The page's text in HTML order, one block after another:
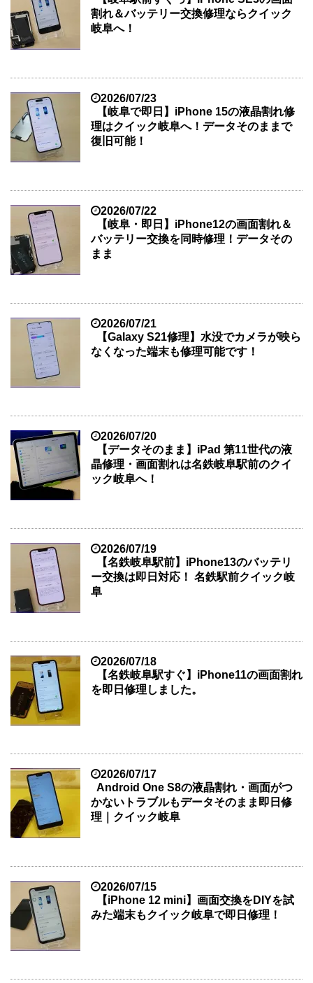
割れ＆バッテリー交換修理ならクイック
岐阜へ！
2026/07/23
【岐阜で即日】iPhone 15の液晶割れ修
理はクイック岐阜へ！データそのままで
復旧可能！
2026/07/22
【岐阜・即日】iPhone12の画面割れ＆
バッテリー交換を同時修理！データその
まま
2026/07/21
【Galaxy S21修理】水没でカメラが映ら
なくなった端末も修理可能です！
2026/07/20
【データそのまま】iPad 第11世代の液
晶修理・画面割れは名鉄岐阜駅前のクイ
ック岐阜へ！
2026/07/19
【名鉄岐阜駅前】iPhone13のバッテリ
ー交換は即日対応！ 名鉄駅前クイック岐
阜
2026/07/18
【名鉄岐阜駅すぐ】iPhone11の画面割れ
を即日修理しました。
2026/07/17
Android One S8の液晶割れ・画面がつ
かないトラブルもデータそのまま即日修
理｜クイック岐阜
2026/07/15
【iPhone 12 mini】画面交換をDIYを試
みた端末もクイック岐阜で即日修理！